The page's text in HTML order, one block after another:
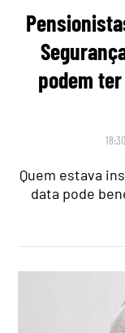
podem
Quem estava
data pode